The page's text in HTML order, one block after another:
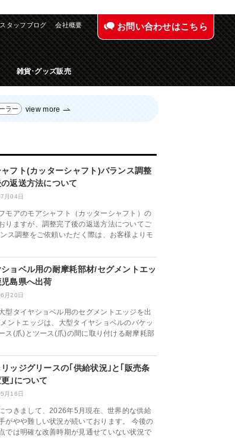
スタッフブログ 会社概要 お問い合わせはこちら
雑貨･グッズ販売
ラー view more
フト(カッターシャフト)バランス調整
返送方法について
月04日
モアのモアシャフト（カッターシャフト）の
りますが、調整完了後の返送方法についてご
ス調整をご依頼いただく際は、お客様よりモ
ョベル用の耐摩耗部材/セグメントエッ
島県へ出荷
月20日
型タイヤショベル用のセグメントエッジを出
ントエッジは、大型タイヤショベルのバケッ
ス(爪)とツース(爪)の間に取り付ける耐摩耗部
ッジグリースの｢供給状況｣と｢販売条
｣について
月16日
つきまして、2026年5月現在、世界的な供給
がやや難しい状況が続いております。 今後の
では明確な改善時期が見通せていない状況で